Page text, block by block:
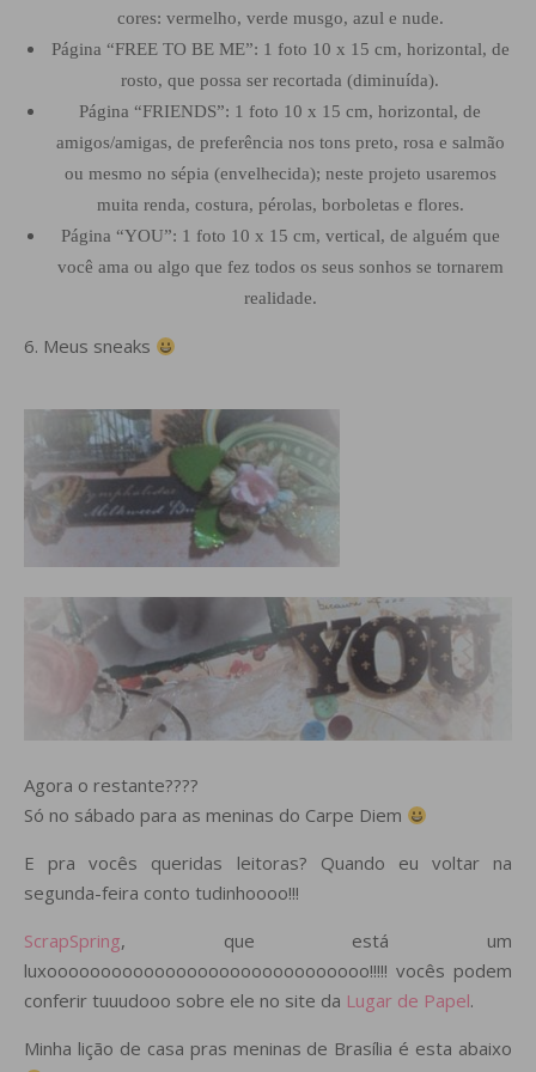
cores: vermelho, verde musgo, azul e nude.
Página “FREE TO BE ME”: 1 foto 10 x 15 cm, horizontal, de
rosto, que possa ser recortada (diminuída).
Página “FRIENDS”: 1 foto 10 x 15 cm, horizontal, de
amigos/amigas, de preferência nos tons preto, rosa e salmão
ou mesmo no sépia (envelhecida); neste projeto usaremos
muita renda, costura, pérolas, borboletas e flores.
Página “YOU”: 1 foto 10 x 15 cm, vertical, de alguém que
você ama ou algo que fez todos os seus sonhos se tornarem
realidade.
6. Meus sneaks
Agora o restante????
Só no sábado para as meninas do Carpe Diem
E pra vocês queridas leitoras? Quando eu voltar na
segunda-feira conto tudinhoooo!!!
ScrapSpring, que está um
luxoooooooooooooooooooooooooooooo!!!!! vocês podem
conferir tuuudooo sobre ele no site da Lugar de Papel.
Minha lição de casa pras meninas de Brasília é esta abaixo